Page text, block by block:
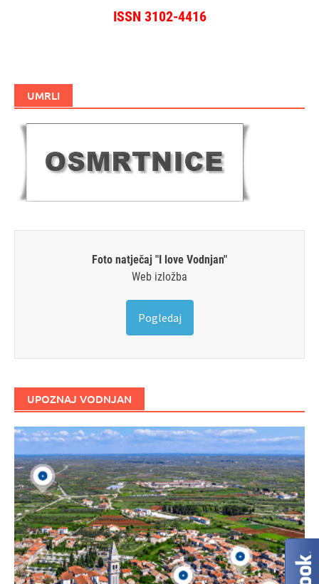
ISSN 3102-4416
UMRLI
Foto natječaj "I love Vodnjan"
Web izložba
Pogledaj
UPOZNAJ VODNJAN